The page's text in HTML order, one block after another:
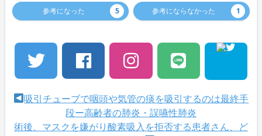
参考になった 5 参考にならなかった 1
吸引チューブで咽頭や気管の痰を吸引するのは最終手
段ー高齢者の肺炎・誤嚥性肺炎
術後、マスクを嫌がり酸素吸入を拒否する患者さん、ど